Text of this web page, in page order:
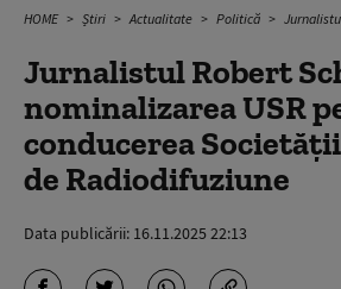
HOME Știri Actualitate Politică Jurnalistul Robert Schwartz
Jurnalistul Robert
nominalizarea USR
conducerea
de Radiodifuziune
Data publicării: 16.11.2025 22:13